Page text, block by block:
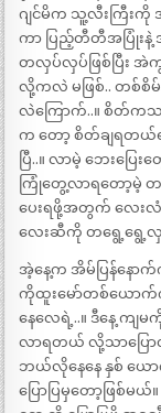
ဂျင်မိက သူ့လီးကြီးကို
ကာ ပြည့်တီတီအပြုံး
တလှပ်လှပ်ဖြစ်ပြီး အဲကွ
လို့ကလဲ မဖြစ်.. တစ်စိမ်
လဲကြောက်..။ စိတ်ကသာ
က တော့ စိတ်ချရတယ်ရ
ပြီ..။ လာမဲ့ ဘေးပြ
ကြုံတွေ့လာရတော့မဲ့ တ
ပေးရဖို့အတွက် လေးလံ
လေးဆီကို တရွေ့ရွေ့လှ
အဲ့နေ့က အိမ်ပြန်နောက်
ကိုထူးမော်တစ်ယောက်
နေလေရဲ့..။ ဒီနေ့ က
လာရတယ် လို့သာပြေ
ဘယ်လိုနေနေ နှစ် ယ
ပြောပြမှတော့ဖြစ်